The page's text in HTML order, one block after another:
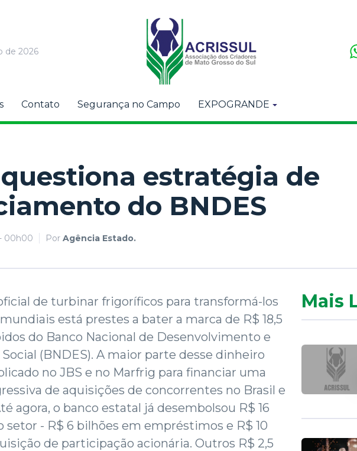
de 2026
Contato Segurança no Campo EXPOGRANDE
estratégia de
do BNDES
00h00 Por Agência Estado.
de turbinar frigoríficos para transformá-los
está prestes a bater a marca de R$ 18,5
do Banco Nacional de Desenvolvimento e
(BNDES). A maior parte desse dinheiro
no JBS e no Marfrig para financiar uma
de aquisições de concorrentes no Brasil e
agora, o banco estatal já desembolsou R$ 16
setor - R$ 6 bilhões em empréstimos e R$ 10
de participação acionária. Outros R$ 2,5
Mais